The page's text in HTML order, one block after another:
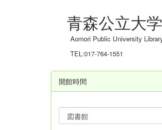
青森公立大
Aomori Public University
TEL:017-764-1551
開館時間